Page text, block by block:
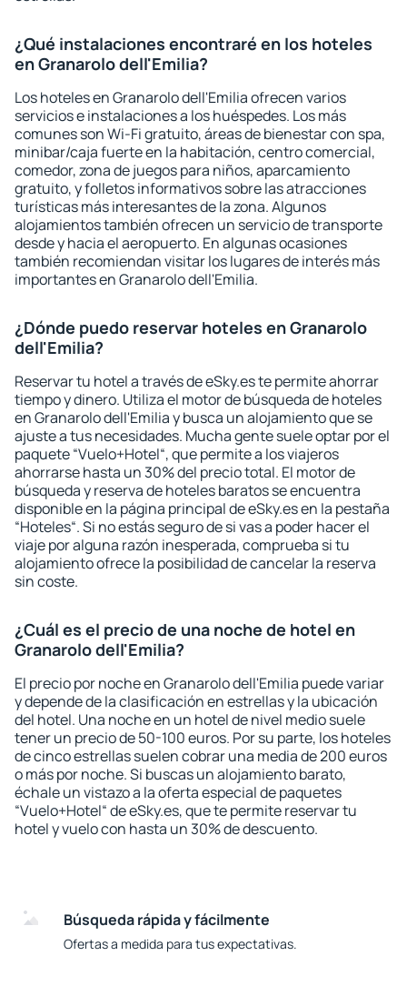
¿Qué instalaciones encontraré en los hoteles
en Granarolo dell'Emilia?
Los hoteles en Granarolo dell'Emilia ofrecen varios
servicios e instalaciones a los huéspedes. Los más
comunes son Wi-Fi gratuito, áreas de bienestar con spa,
minibar/caja fuerte en la habitación, centro comercial,
comedor, zona de juegos para niños, aparcamiento
gratuito, y folletos informativos sobre las atracciones
turísticas más interesantes de la zona. Algunos
alojamientos también ofrecen un servicio de transporte
desde y hacia el aeropuerto. En algunas ocasiones
también recomiendan visitar los lugares de interés más
importantes en Granarolo dell'Emilia.
¿Dónde puedo reservar hoteles en Granarolo
dell'Emilia?
Reservar tu hotel a través de eSky.es te permite ahorrar
tiempo y dinero. Utiliza el motor de búsqueda de hoteles
en Granarolo dell'Emilia y busca un alojamiento que se
ajuste a tus necesidades. Mucha gente suele optar por el
paquete “Vuelo+Hotel“, que permite a los viajeros
ahorrarse hasta un 30% del precio total. El motor de
búsqueda y reserva de hoteles baratos se encuentra
disponible en la página principal de eSky.es en la pestaña
“Hoteles“. Si no estás seguro de si vas a poder hacer el
viaje por alguna razón inesperada, comprueba si tu
alojamiento ofrece la posibilidad de cancelar la reserva
sin coste.
¿Cuál es el precio de una noche de hotel en
Granarolo dell'Emilia?
El precio por noche en Granarolo dell'Emilia puede variar
y depende de la clasificación en estrellas y la ubicación
del hotel. Una noche en un hotel de nivel medio suele
tener un precio de 50-100 euros. Por su parte, los hoteles
de cinco estrellas suelen cobrar una media de 200 euros
o más por noche. Si buscas un alojamiento barato,
échale un vistazo a la oferta especial de paquetes
“Vuelo+Hotel“ de eSky.es, que te permite reservar tu
hotel y vuelo con hasta un 30% de descuento.
Búsqueda rápida y fácilmente
Ofertas a medida para tus expectativas.